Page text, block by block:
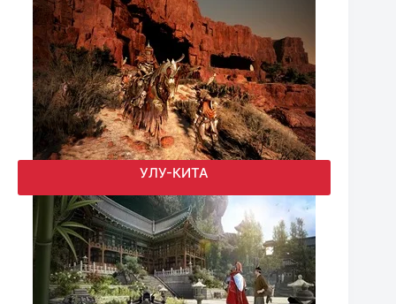
УЛУ-КИТА